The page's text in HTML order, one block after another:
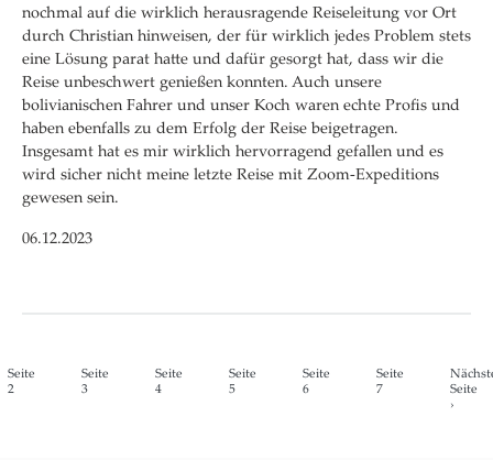
nochmal auf die wirklich herausragende Reiseleitung vor Ort
durch Christian hinweisen, der für wirklich jedes Problem stets
eine Lösung parat hatte und dafür gesorgt hat, dass wir die
Reise unbeschwert genießen konnten. Auch unsere
bolivianischen Fahrer und unser Koch waren echte Profis und
haben ebenfalls zu dem Erfolg der Reise beigetragen.
Insgesamt hat es mir wirklich hervorragend gefallen und es
wird sicher nicht meine letzte Reise mit Zoom-Expeditions
gewesen sein.
06.12.2023
Seite
2
Seite
3
Seite
4
Seite
5
Seite
6
Seite
7
Seite
›